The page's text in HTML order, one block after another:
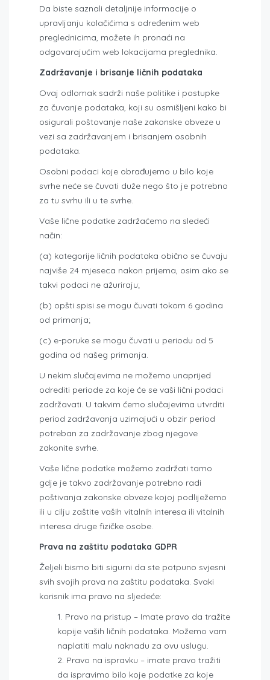
Da biste saznali detaljnije informacije o
upravljanju kolačićima s određenim web
preglednicima, možete ih pronaći na
odgovarajućim web lokacijama preglednika.
Zadržavanje i brisanje ličnih podataka
Ovaj odlomak sadrži naše politike i postupke
za čuvanje podataka, koji su osmišljeni kako bi
osigurali poštovanje naše zakonske obveze u
vezi sa zadržavanjem i brisanjem osobnih
podataka.
Osobni podaci koje obrađujemo u bilo koje
svrhe neće se čuvati duže nego što je potrebno
za tu svrhu ili u te svrhe.
Vaše lične podatke zadržaćemo na sledeći
način:
(a) kategorije ličnih podataka obično se čuvaju
najviše 24 mjeseca nakon prijema, osim ako se
takvi podaci ne ažuriraju;
(b) opšti spisi se mogu čuvati tokom 6 godina
od primanja;
(c) e-poruke se mogu čuvati u periodu od 5
godina od našeg primanja.
U nekim slučajevima ne možemo unaprijed
odrediti periode za koje će se vaši lični podaci
zadržavati. U takvim ćemo slučajevima utvrditi
period zadržavanja uzimajući u obzir period
potreban za zadržavanje zbog njegove
zakonite svrhe.
Vaše lične podatke možemo zadržati tamo
gdje je takvo zadržavanje potrebno radi
poštivanja zakonske obveze kojoj podliježemo
ili u cilju zaštite vaših vitalnih interesa ili vitalnih
interesa druge fizičke osobe.
Prava na zaštitu podataka GDPR
Željeli bismo biti sigurni da ste potpuno svjesni
svih svojih prava na zaštitu podataka. Svaki
korisnik ima pravo na sljedeće:
Pravo na pristup – Imate pravo da tražite
kopije vaših ličnih podataka. Možemo vam
naplatiti malu naknadu za ovu uslugu.
Pravo na ispravku – imate pravo tražiti
da ispravimo bilo koje podatke za koje